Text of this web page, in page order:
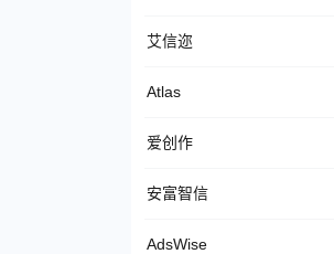
艾信迩
Atlas
爱创作
安富智信
AdsWise